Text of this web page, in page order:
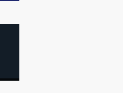
【商旅对话】华住集团